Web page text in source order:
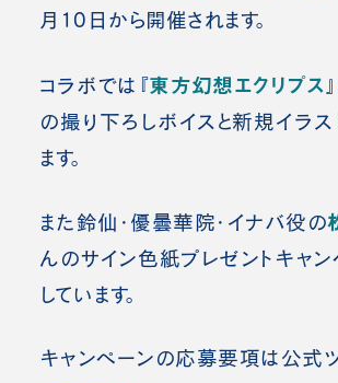
月10日から開催されます。
コラボでは『東方幻想エクリプス
の撮り下ろしボイスと新規イラス
ます。
また鈴仙・優曇華院・イナバ役の
んのサイン色紙プレゼントキャ
しています。
キャンペーンの応募要項は公式